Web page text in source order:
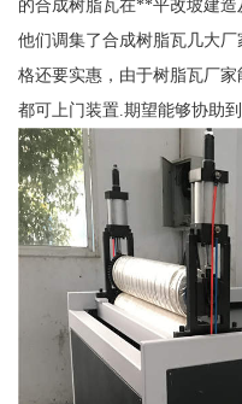
的合成树脂瓦在**平改坡建
他们调集了合成树脂瓦几大
格还要实惠，由于树脂瓦厂
都可上门装置.期望能够协助到